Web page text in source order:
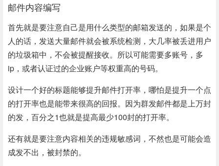
邮件内容编写
首先就是要注意自己是用什么类型的邮箱发送的，如果是个
人的话，发送大量邮件就会被系统检测，大几率被丢进用户
的垃圾箱中，不会被提醒接收。所以可能需要多账号，多
ip，或者认证过的企业账户等权重高的号码。
设计一个好的标题能够提升邮件打开率，哪怕是提升一个点
的打开率也是能带来很高的回报。因为群发邮件都是上万封
的发，百分之1也就是提高最少100封的打开率。
还有就是要注意内容相关的违规敏感词，不然也是可能会造
成发不出，被封禁的。